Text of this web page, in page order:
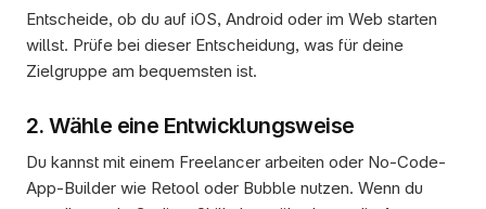
Entscheide, ob du auf iOS, Android oder im Web starten
willst. Prüfe bei dieser Entscheidung, was für deine
Zielgruppe am bequemsten ist.
2. Wähle eine Entwicklungsweise
Du kannst mit einem Freelancer arbeiten oder No-Code-
App-Builder wie Retool oder Bubble nutzen. Wenn du